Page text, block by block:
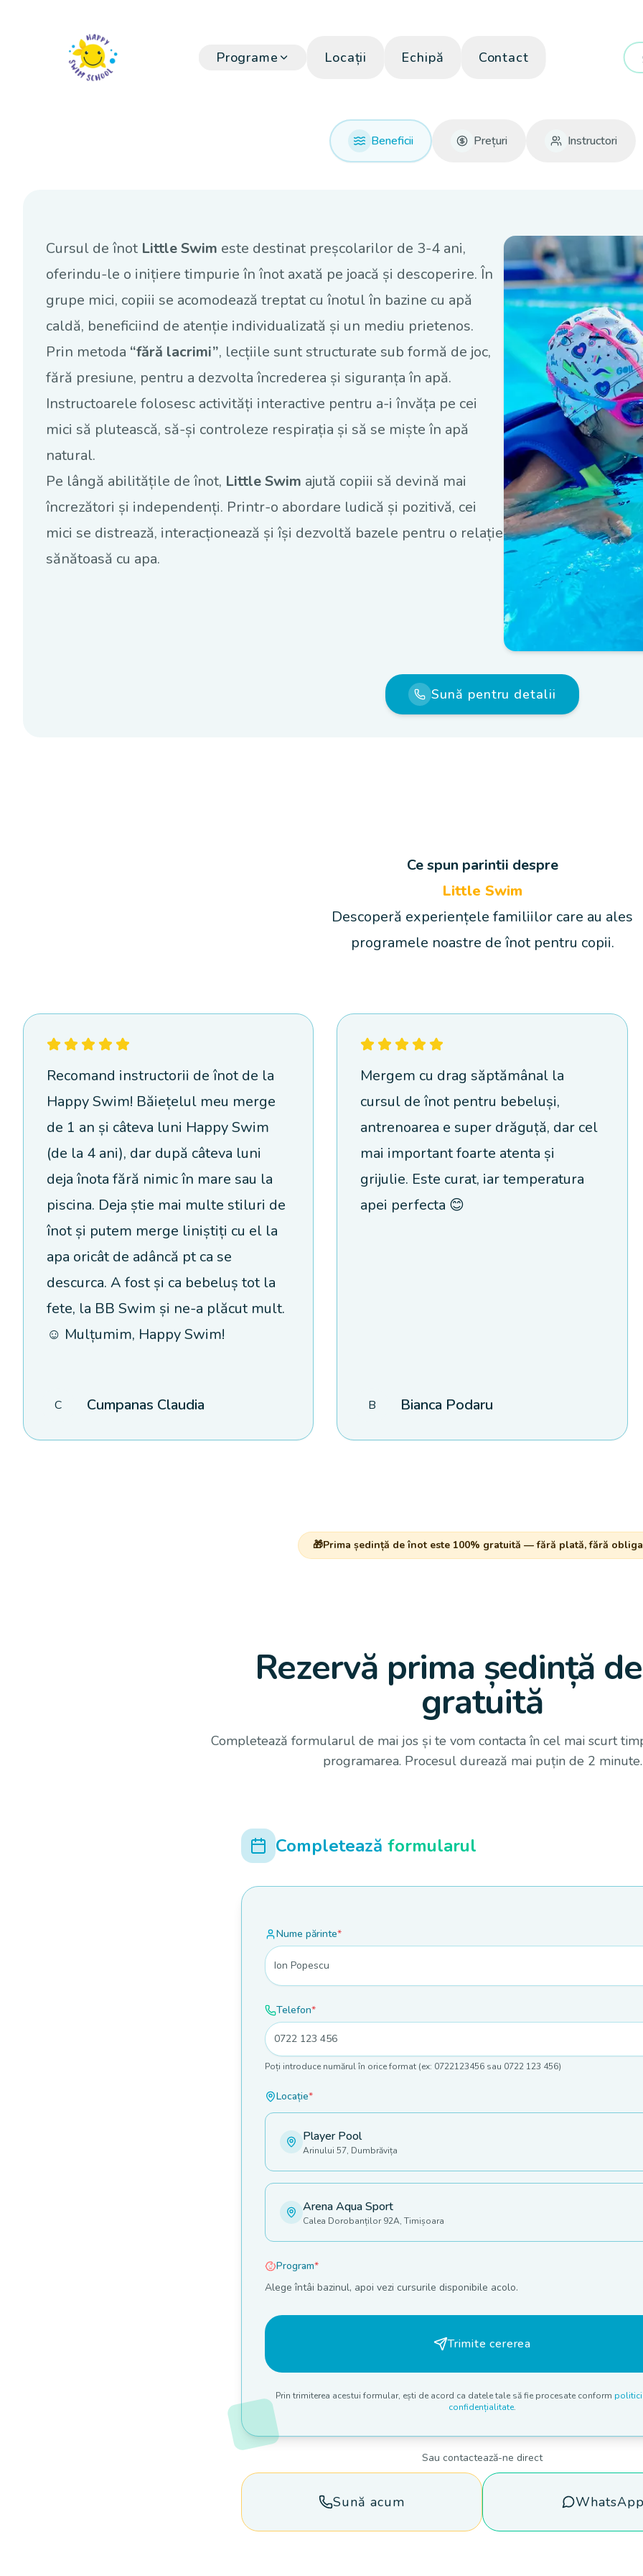
Programe Locații Echipă Contact
Beneficii Prețuri Instructori
Cursul de înot Little Swim este destinat preșcolarilor de 3-4 ani,
oferindu-le o inițiere timpurie în înot axată pe joacă și descoperire. În
grupe mici, copiii se acomodează treptat cu înotul în bazine cu apă
caldă, beneficiind de atenție individualizată și un mediu prietenos.
Prin metoda “fără lacrimi”, lecțiile sunt structurate sub formă de joc,
fără presiune, pentru a dezvolta încrederea și siguranța în apă.
Instructoarele folosesc activități interactive pentru a-i învăța pe cei
mici să plutească, să-și controleze respirația și să se miște în apă
natural.
Pe lângă abilitățile de înot, Little Swim ajută copiii să devină mai
încrezători și independenți. Printr-o abordare ludică și pozitivă, cei
mici se distrează, interacționează și își dezvoltă bazele pentru o relație
sănătoasă cu apa.
Sună pentru detalii
Ce spun parintii despre
Little Swim
Descoperă experiențele familiilor care au ales
programele noastre de înot pentru copii.
Recomand instructorii de înot de la
Happy Swim! Băiețelul meu merge
de 1 an și câteva luni Happy Swim
(de la 4 ani), dar după câteva luni
deja înota fără nimic în mare sau la
piscina. Deja știe mai multe stiluri de
înot și putem merge liniștiți cu el la
apa oricât de adâncă pt ca se
descurca. A fost și ca bebeluș tot la
fete, la BB Swim și ne-a plăcut mult.
☺️ Mulțumim, Happy Swim!
C Cumpanas Claudia
Mergem cu drag săptămânal la
cursul de înot pentru bebeluși,
antrenoarea e super drăguță, dar cel
mai important foarte atenta și
grijulie. Este curat, iar temperatura
apei perfecta 😊
B Bianca Podaru
🎁Prima ședință de înot este 100% gratuită — fără plată, fără
Rezervă prima ședință
gratuită
Completează formularul de mai jos și te vom contacta în cel mai scurt
programarea. Procesul durează mai puțin de 2 minute.
Completează formularul
Nume părinte*
Telefon*
Poți introduce numărul în orice format (ex: 0722123456 sau 0722 123 456)
Locație*
Player Pool
Arinului 57, Dumbrăvița
Arena Aqua Sport
Calea Dorobanților 92A, Timișoara
Program*
Alege întâi bazinul, apoi vezi cursurile disponibile acolo.
Trimite cererea
Prin trimiterea acestui formular, ești de acord ca datele tale să fie procesate conform
confidențialitate.
Sau contactează-ne direct
Sună acum